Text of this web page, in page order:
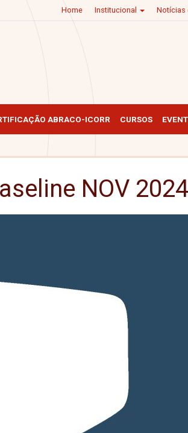
Home Institucional Notícias
ABRACO-ICORR CURSOS
NOV 2024